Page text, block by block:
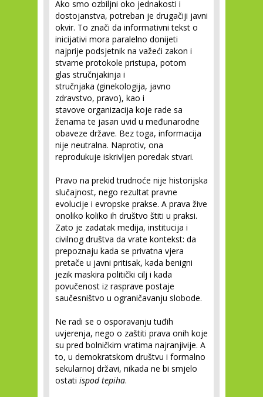
Ako smo ozbiljni oko jednakosti i
dostojanstva, potreban je drugačiji javni
okvir. To znači da informativni tekst o
inicijativi mora paralelno donijeti
najprije podsjetnik na važeći zakon i
stvarne protokole pristupa, potom
glas stručnjakinja i
stručnjaka (ginekologija, javno
zdravstvo, pravo), kao i
stavove organizacija koje rade sa
ženama te jasan uvid u međunarodne
obaveze države. Bez toga, informacija
nije neutralna. Naprotiv, ona
reprodukuje iskrivljen poredak stvari.
Pravo na prekid trudnoće nije historijska
slučajnost, nego rezultat pravne
evolucije i evropske prakse. A prava žive
onoliko koliko ih društvo štiti u praksi.
Zato je zadatak medija, institucija i
civilnog društva da vrate kontekst: da
prepoznaju kada se privatna vjera
pretače u javni pritisak, kada benigni
jezik maskira politički cilj i kada
povučenost iz rasprave postaje
saučesništvo u ograničavanju slobode.
Ne radi se o osporavanju tuđih
uvjerenja, nego o zaštiti prava onih koje
su pred bolničkim vratima najranjivije. A
to, u demokratskom društvu i formalno
sekularnoj državi, nikada ne bi smjelo
ostati ispod tepiha.